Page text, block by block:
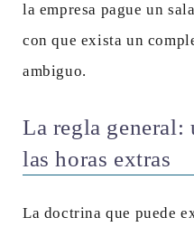
la empresa pague un
con que exista un
ambiguo.
La regla general:
las horas extras
La doctrina que puede